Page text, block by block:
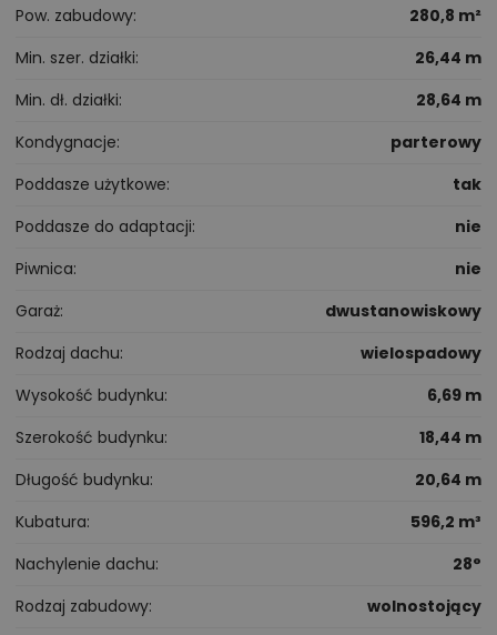
Pow. zabudowy
280,8 m²
Min. szer. działki
26,44 m
Min. dł. działki
28,64 m
Kondygnacje
parterowy
Poddasze użytkowe
tak
Poddasze do adaptacji
nie
Piwnica
nie
Garaż
dwustanowiskowy
Rodzaj dachu
wielospadowy
Wysokość budynku
6,69 m
Szerokość budynku
18,44 m
Długość budynku
20,64 m
Kubatura
596,2 m³
Nachylenie dachu
28°
Rodzaj zabudowy
wolnostojący